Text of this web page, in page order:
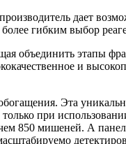
дает
гибким выбор
объединить этапы
и
Эта
при
850 мишеней. А